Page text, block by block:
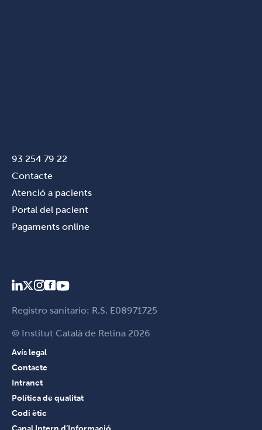
93 254 79 22
Contacte
Atenció a pacients
Portal del pacient
Pagaments online
Registro sanitario: R.S. E08971725
© Institut Català de Retina 2026
Avís legal
Contacte
Intranet
Política de qualitat
Codi ètic
Canal Intern d’Informació